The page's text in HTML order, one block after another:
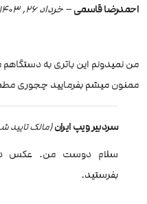
احمدرضا قاسمی–خرداد 26, 1403
من نمیدونم این باتری به دستگاهم
ممنون میشم بفرمایید چجوری
سردبیر ویپ ایران(مالک تایید
سلام دوست من. عکس
بفرستید.